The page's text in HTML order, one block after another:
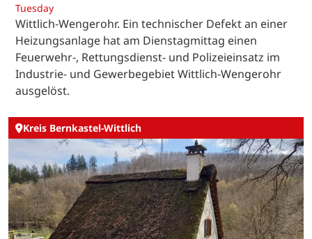
Tuesday
Wittlich-Wengerohr. Ein technischer Defekt an einer
Heizungsanlage hat am Dienstagmittag einen
Feuerwehr-, Rettungsdienst- und Polizeieinsatz im
Industrie- und Gewerbegebiet Wittlich-Wengerohr
ausgelöst.
Kreis Bernkastel-Wittlich